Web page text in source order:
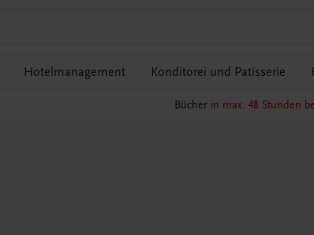
Hotelmanagement Konditorei und Patisserie
Bücher in max. 48 Stunden